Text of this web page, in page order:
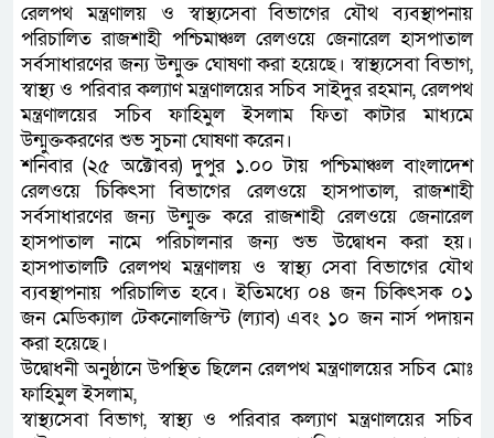
রেলপথ মন্ত্রণালয় ও স্বাস্থ্যসেবা বিভাগের যৌথ ব্যবস্থাপনায়
পরিচালিত রাজশাহী পশ্চিমাঞ্চল রেলওয়ে জেনারেল হাসপাতাল
সর্বসাধারণের জন্য উন্মুক্ত ঘোষণা করা হয়েছে। স্বাস্থ্যসেবা বিভাগ,
স্বাস্থ্য ও পরিবার কল্যাণ মন্ত্রণালয়ের সচিব সাইদুর রহমান, রেলপথ
মন্ত্রণালয়ের সচিব ফাহিমুল ইসলাম ফিতা কাটার মাধ্যমে
উন্মুক্তকরণের শুভ সুচনা ঘোষণা করেন।
শনিবার (২৫ অক্টোবর) দুপুর ১.০০ টায় পশ্চিমাঞ্চল বাংলাদেশ
রেলওয়ে চিকিৎসা বিভাগের রেলওয়ে হাসপাতাল, রাজশাহী
সর্বসাধারণের জন্য উন্মুক্ত করে রাজশাহী রেলওয়ে জেনারেল
হাসপাতাল নামে পরিচালনার জন্য শুভ উদ্বোধন করা হয়।
হাসপাতালটি রেলপথ মন্ত্রণালয় ও স্বাস্থ্য সেবা বিভাগের যৌথ
ব্যবস্থাপনায় পরিচালিত হবে। ইতিমধ্যে ০৪ জন চিকিৎসক ০১
জন মেডিক্যাল টেকনোলজিস্ট (ল্যাব) এবং ১০ জন নার্স পদায়ন
করা হয়েছে।
উদ্বোধনী অনুষ্ঠানে উপস্থিত ছিলেন রেলপথ মন্ত্রণালয়ের সচিব মোঃ
ফাহিমুল ইসলাম,
স্বাস্থ্যসেবা বিভাগ, স্বাস্থ্য ও পরিবার কল্যাণ মন্ত্রণালয়ের সচিব